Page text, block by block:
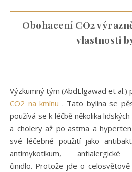
Obohacení CO2
vlastnosti
Výzkumný tým (AbdElgawad et al.)
CO2 na kmínu . Tato bylina se
používá se k léčbě několika
a cholery až po astma a
své léčebné použití jako
antimykotikum,
činidlo. Protože jde o celosvětově